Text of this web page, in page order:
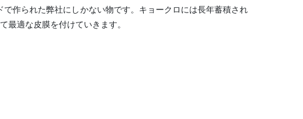
作られた弊社にしかない物です。キョークロには長年蓄積され
最適な皮膜を付けていきます。